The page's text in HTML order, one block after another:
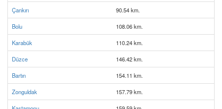
Çankırı 90.54 km.
Bolu 108.06 km.
Karabük 110.24 km.
Düzce 146.42 km.
Bartın 154.11 km.
Zonguldak 157.79 km.